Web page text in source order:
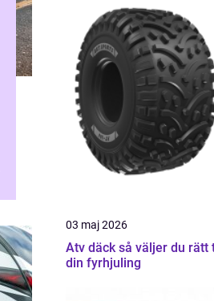
03 maj 2026
Atv däck så väljer du rätt till
din fyrhjuling